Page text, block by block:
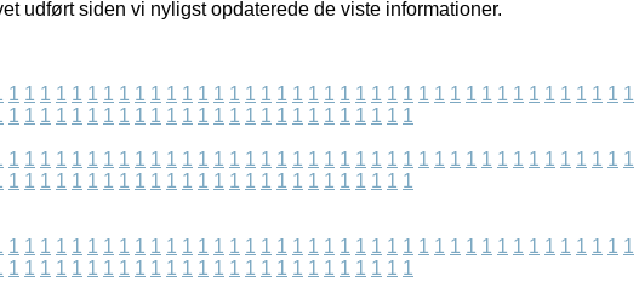
udført siden vi nyligst opdaterede de viste informationer.
1 1 1 1 1 1 1 1 1 1 1 1 1 1 1 1 1 1 1 1 1 1 1 1 1 1 1 1 1 1 1 1 1 1 1 1 1 1 1 1
1 1 1 1 1 1 1 1 1 1 1 1 1 1 1 1 1 1 1 1 1 1 1 1 1 1
1 1 1 1 1 1 1 1 1 1 1 1 1 1 1 1 1 1 1 1 1 1 1 1 1 1 1 1 1 1 1 1 1 1 1 1 1 1 1 1
1 1 1 1 1 1 1 1 1 1 1 1 1 1 1 1 1 1 1 1 1 1 1 1 1 1
1 1 1 1 1 1 1 1 1 1 1 1 1 1 1 1 1 1 1 1 1 1 1 1 1 1 1 1 1 1 1 1 1 1 1 1 1 1 1 1
1 1 1 1 1 1 1 1 1 1 1 1 1 1 1 1 1 1 1 1 1 1 1 1 1 1